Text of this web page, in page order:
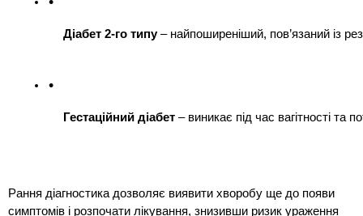
Діабет 2-го типу – найпоширеніший, пов’язаний із
Гестаційний діабет – виникає під час вагітності та
Рання діагностика дозволяє виявити хворобу ще до появи
симптомів і розпочати лікування, знизивши ризик ураження